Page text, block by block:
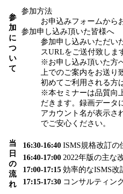
参
加
に
つ
い
て
参加方法
お申込みフォームから
参加申し込み頂いた皆様へ
参加申し込みいただい
スURLをご送付致しま
※お申し込み頂いた方
上でのご案内をお送り
初めてご利用される方
※本セミナーは品質向
だきます。録画データ
アカウント名が表示さ
でご安心ください。
当
日
の
流
れ
16:30-16:40 ISMS規格改訂の
16:40-17:00 2022年版の主な
17:00-17:15 効率的なISMS改
17:15-17:30 コンサルティン